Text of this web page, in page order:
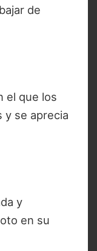
de
el que los
y se aprecia
y
en su